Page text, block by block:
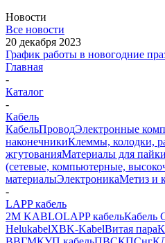
Новости
Все новости
20 декабря 2023
График работы в новогодние
Главная
-
Каталог
-
Кабель
КабельПроводЭлектронные
наконечникиКлеммы, колодки,
жгутованияМатериалы для пайки
(сетевые, компьютерные,
материалыЭлектроникаМетиз и
-
LAPP кабель
2M KABLOLAPP кабельКабель
HelukabelXBK-KabelВитая пара